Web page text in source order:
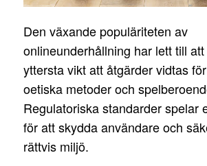
Den växande populäriteten av
onlineunderhållning har lett till
yttersta vikt att åtgärder vidtas
oetiska metoder och
Regulatoriska standarder spelar
för att skydda användare och
rättvis miljö.